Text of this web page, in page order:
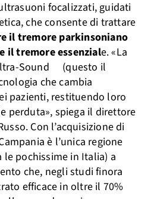
focalizzati, guidati
che consente di trattare
il tremore parkinsoniano
il tremore essenziale. «La
Sound (questo il
che cambia
pazienti, restituendo loro
perduta», spiega il direttore
Con l’acquisizione di
è l’unica regione
le pochissime in Italia) a
che, negli studi finora
efficace in oltre il 70%